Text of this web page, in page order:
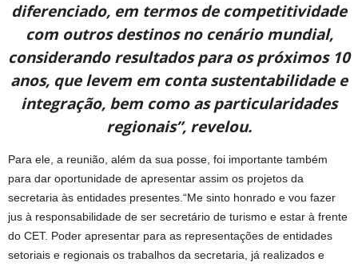
diferenciado, em termos de competitividade
com outros destinos no cenário mundial,
considerando resultados para os próximos 10
anos, que levem em conta sustentabilidade e
integração, bem como as particularidades
regionais”, revelou.
Para ele, a reunião, além da sua posse, foi importante também
para dar oportunidade de apresentar assim os projetos da
secretaria às entidades presentes.“Me sinto honrado e vou fazer
jus à responsabilidade de ser secretário de turismo e estar à frente
do CET. Poder apresentar para as representações de entidades
setoriais e regionais os trabalhos da secretaria, já realizados e